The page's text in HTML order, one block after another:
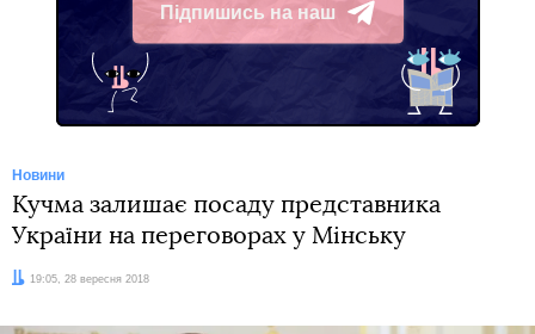
Підпишись на наш
Telegram
Новини
Кучма залишає посаду представника
України на переговорах у Мінську
Дата:19:05, 28 вересня 2018